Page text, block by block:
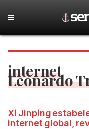
internet
Leonardo
Xi Jinping
internet global,